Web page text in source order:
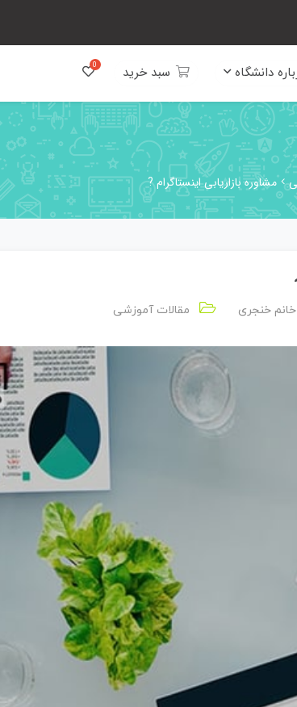
دانشگاه سبد خرید
مشاوره بازاریابی اینستاگرام ?
خانم خنجری مقالات آموزشی